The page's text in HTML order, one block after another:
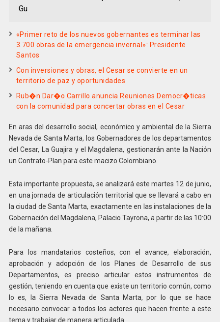
Gu
«Primer reto de los nuevos gobernantes es terminar las
3.700 obras de la emergencia invernal»: Presidente
Santos
Con inversiones y obras, el Cesar se convierte en un
territorio de paz y oportunidades
Rub�n Dar�o Carrillo anuncia Reuniones Democr�ticas
con la comunidad para concertar obras en el Cesar
En aras del desarrollo social, económico y ambiental de la Sierra
Nevada de Santa Marta, los Gobernadores de los departamentos
del Cesar, La Guajira y el Magdalena, gestionarán ante la Nación
un Contrato-Plan para este macizo Colombiano.
Esta importante propuesta, se analizará este martes 12 de junio,
en una jornada de articulación territorial que se llevará a cabo en
la ciudad de Santa Marta, exactamente en las instalaciones de la
Gobernación del Magdalena, Palacio Tayrona, a partir de las 10:00
de la mañana.
Para los mandatarios costeños, con el avance, elaboración,
aprobación y adopción de los Planes de Desarrollo de sus
Departamentos, es preciso articular estos instrumentos de
gestión, teniendo en cuenta que existe un territorio común, como
lo es, la Sierra Nevada de Santa Marta, por lo que se hace
necesario convocar a todos los actores que hacen frente a este
tema y trabajar de manera articulada.